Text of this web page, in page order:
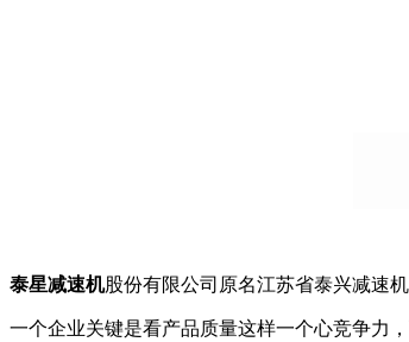
泰星减速机股份有限公司原名江苏省泰兴减速
一个企业关键是看产品质量这样一个心竞争力